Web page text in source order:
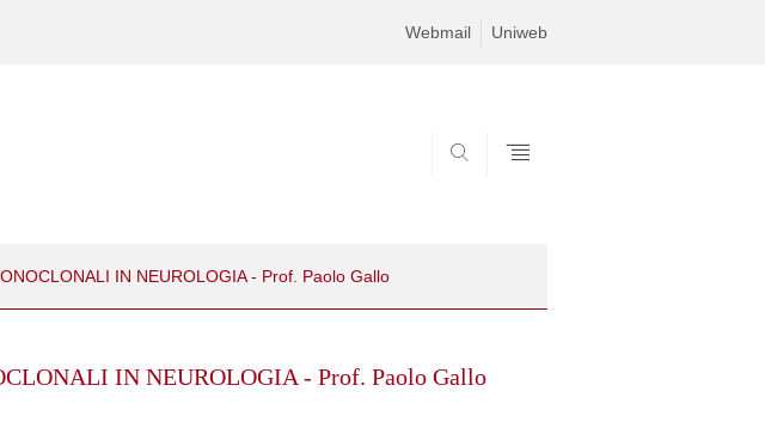
Webmail Uniweb
IN NEUROLOGIA - Prof. Paolo Gallo
IN NEUROLOGIA - Prof. Paolo Gallo